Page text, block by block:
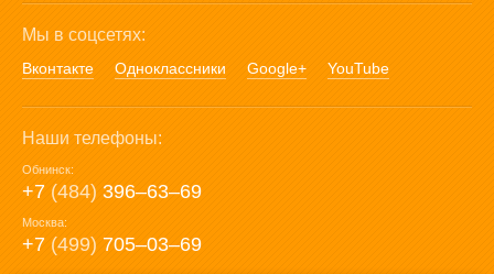
Мы в соцсетях:
Вконтакте Одноклассники Google+ YouTube
Наши телефоны:
Обнинск:
+7 (484) 396‒63‒69
Москва:
+7 (499) 705‒03‒69